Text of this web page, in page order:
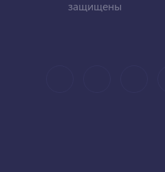
защищены